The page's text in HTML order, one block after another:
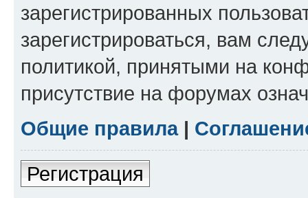
зарегистрированных
зарегистрироваться, вам
политикой, принятыми на
присутствие на форумах
Общие правила|
Регистрация